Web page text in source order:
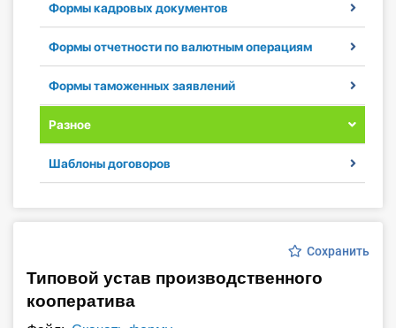
Справочник бухгалтера
Участник ВЭД
Практика ИП
Кадры. Труд. Зарплата.
Учет по отраслям
Интернет-магазин
Формы кадровых документов
Формы отчетности по валютным операциям
Формы таможенных заявлений
Разное
Шаблоны договоров
Сохранить
Типовой устав производственного
кооператива